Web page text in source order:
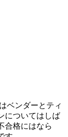
ベンダーとティ
についてはしば
合格にはなら